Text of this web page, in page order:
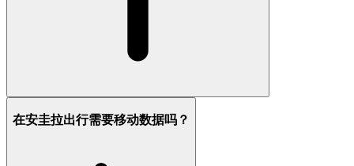
在安圭拉出行需要移动数据吗？